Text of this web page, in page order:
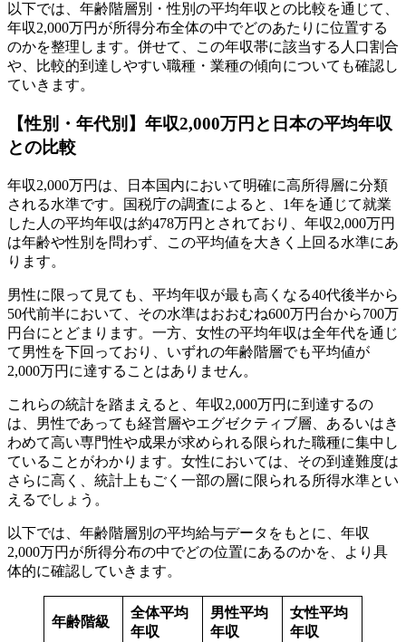
以下では、年齢階層別・性別の平均年収との比較を通じて、
年収2,000万円が所得分布全体の中でどのあたりに位置する
のかを整理します。併せて、この年収帯に該当する人口割合
や、比較的到達しやすい職種・業種の傾向についても確認し
ていきます。
【性別・年代別】年収2,000万円と日本の平均年収
との比較
年収2,000万円は、日本国内において明確に高所得層に分類
される水準です。国税庁の調査によると、1年を通じて就業
した人の平均年収は約478万円とされており、年収2,000万円
は年齢や性別を問わず、この平均値を大きく上回る水準にあ
ります。
男性に限って見ても、平均年収が最も高くなる40代後半から
50代前半において、その水準はおおむね600万円台から700万
円台にとどまります。一方、女性の平均年収は全年代を通じ
て男性を下回っており、いずれの年齢階層でも平均値が
2,000万円に達することはありません。
これらの統計を踏まえると、年収2,000万円に到達するの
は、男性であっても経営層やエグゼクティブ層、あるいはき
わめて高い専門性や成果が求められる限られた職種に集中し
ていることがわかります。女性においては、その到達難度は
さらに高く、統計上もごく一部の層に限られる所得水準とい
えるでしょう。
以下では、年齢階層別の平均給与データをもとに、年収
2,000万円が所得分布の中でどの位置にあるのかを、より具
体的に確認していきます。
年齢階級
全体平均
年収
男性平均
年収
女性平均
年収